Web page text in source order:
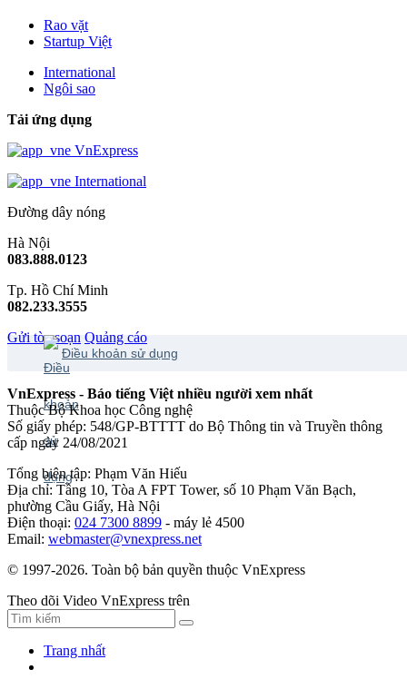
Rao vặt
Startup Việt
International
Ngôi sao
Tải ứng dụng
VnExpress
International
Đường dây nóng
Hà Nội
083.888.0123
Tp. Hồ Chí Minh
082.233.3555
Gửi tòa soạn Quảng cáo
Điều khoản sử dụng
VnExpress - Báo tiếng Việt nhiều người xem nhất
Thuộc Bộ Khoa học Công nghệ
Số giấy phép: 548/GP-BTTTT do Bộ Thông tin và Truyền thông
cấp ngày 24/08/2021
Tổng biên tập: Phạm Văn Hiếu
Địa chỉ: Tầng 10, Tòa A FPT Tower, số 10 Phạm Văn Bạch,
phường Cầu Giấy, Hà Nội
Điện thoại: 024 7300 8899 - máy lẻ 4500
Email: webmaster@vnexpress.net
© 1997-2026. Toàn bộ bản quyền thuộc VnExpress
Theo dõi Video VnExpress trên
Trang nhất